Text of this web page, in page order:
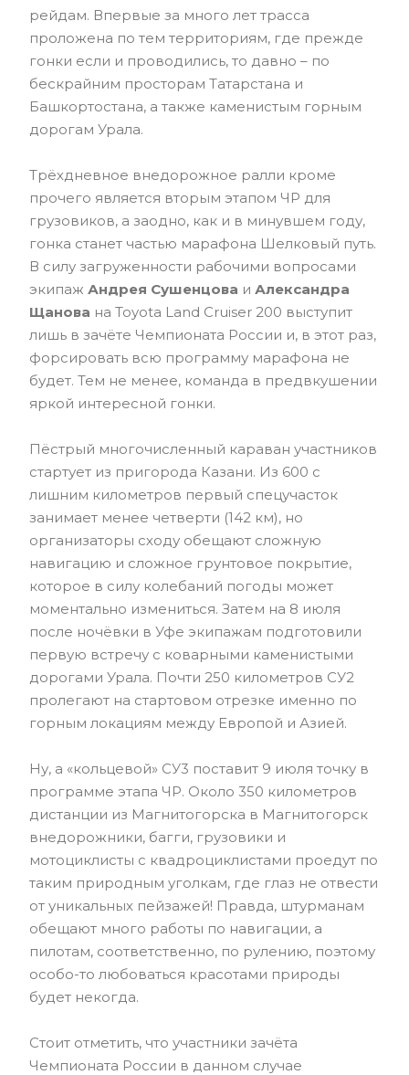
рейдам. Впервые за много лет трасса
проложена по тем территориям, где прежде
гонки если и проводились, то давно – по
бескрайним просторам Татарстана и
Башкортостана, а также каменистым горным
дорогам Урала.
Трёхдневное внедорожное ралли кроме
прочего является вторым этапом ЧР для
грузовиков, а заодно, как и в минувшем году,
гонка станет частью марафона Шелковый путь.
В силу загруженности рабочими вопросами
экипаж Андрея Сушенцова и Александра
Щанова на Toyota Land Cruiser 200 выступит
лишь в зачёте Чемпионата России и, в этот раз,
форсировать всю программу марафона не
будет. Тем не менее, команда в предвкушении
яркой интересной гонки.
Пёстрый многочисленный караван участников
стартует из пригорода Казани. Из 600 с
лишним километров первый спецучасток
занимает менее четверти (142 км), но
организаторы сходу обещают сложную
навигацию и сложное грунтовое покрытие,
которое в силу колебаний погоды может
моментально измениться. Затем на 8 июля
после ночёвки в Уфе экипажам подготовили
первую встречу с коварными каменистыми
дорогами Урала. Почти 250 километров СУ2
пролегают на стартовом отрезке именно по
горным локациям между Европой и Азией.
Ну, а «кольцевой» СУ3 поставит 9 июля точку в
программе этапа ЧР. Около 350 километров
дистанции из Магнитогорска в Магнитогорск
внедорожники, багги, грузовики и
мотоциклисты с квадроциклистами проедут по
таким природным уголкам, где глаз не отвести
от уникальных пейзажей! Правда, штурманам
обещают много работы по навигации, а
пилотам, соответственно, по рулению, поэтому
особо-то любоваться красотами природы
будет некогда.
Стоит отметить, что участники зачёта
Чемпионата России в данном случае